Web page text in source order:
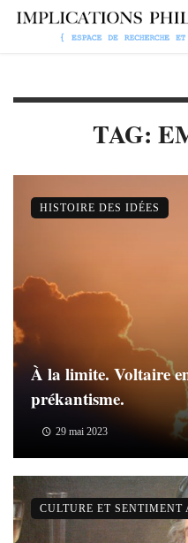
TAG:
À la limite. Voltaire
prékantisme.
29 mai 2023
HISTOIRE DES IDÉES
CULTURE ET